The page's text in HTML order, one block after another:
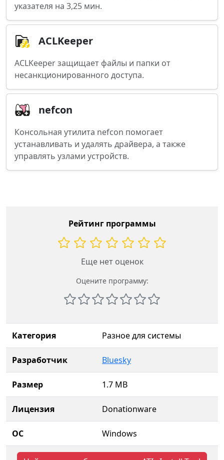
указателя на 3,25 мин.
ACLKeeper
ACLKeeper защищает файлы и папки от
несанкционированного доступа.
nefcon
Консольная утилита nefcon помогает
устанавливать и удалять драйвера, а также
управлять узлами устройств.
Рейтинг программы
Еще нет оценок
Оцените программу:
Категория Разное для системы
Разработчик Bluesky
Размер 1.7 MB
Лицензия Donationware
ОС Windows